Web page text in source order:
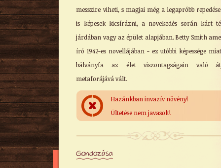
messzire viheti, s magjai még a legapróbb
is képesek kicsírázni, a növekedés során kárt
járdában vagy az épület alapjában. Betty Smith
író 1942-es novellájában - ez utóbbi képessége
bálványfa az élet viszontagságain való
metaforájává vált.
Hazánkban invazív növény!
Ültetése nem javasolt!
Gondozása